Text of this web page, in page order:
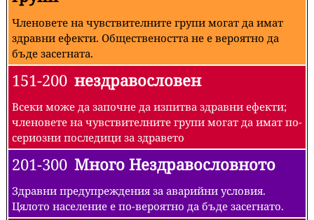
Членовете на чувствителните групи могат да имат
здравни ефекти. Обществеността не е вероятно да
бъде засегната.
151-200 нездравословен
Всеки може да започне да изпитва здравни ефекти;
членовете на чувствителните групи могат да имат по-
сериозни последици за здравето
201-300 Много Нездравословното
Здравни предупреждения за аварийни условия.
Цялото население е по-вероятно да бъде засегнато.